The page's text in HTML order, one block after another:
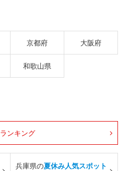
京都府 大阪府
和歌山県
ランキング
兵庫県の夏休み人気スポット